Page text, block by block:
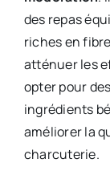
des repas
riches en
atténuer les
opter pour
ingrédients
améliorer la
charcuterie.​